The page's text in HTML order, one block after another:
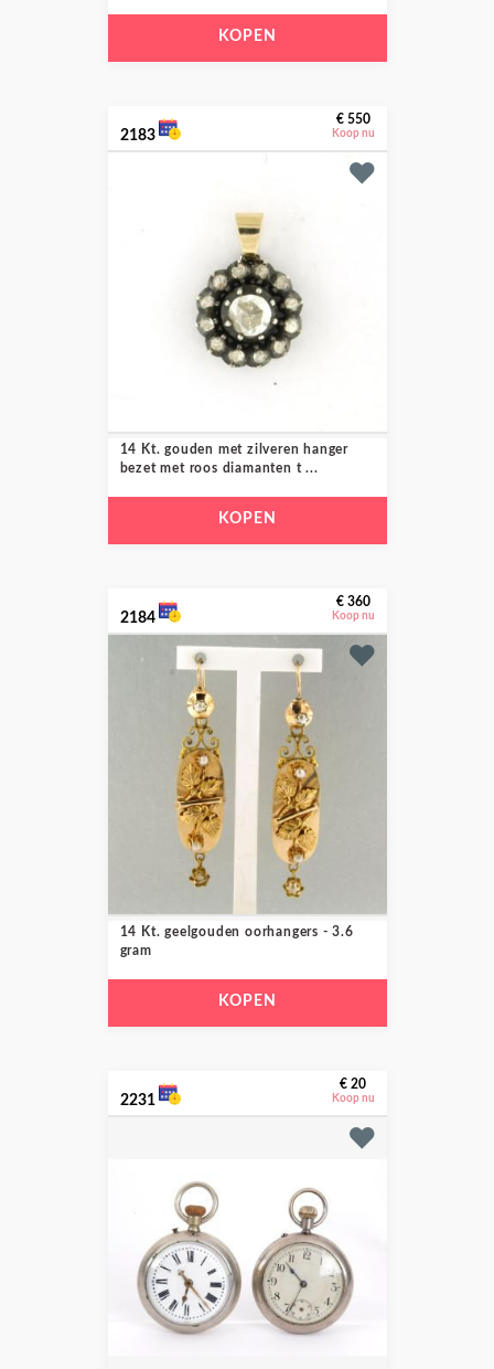
KOPEN
2183
€ 550
Koop nu
14 Kt. gouden met zilveren hanger
bezet met roos diamanten t ...
KOPEN
2184
€ 360
Koop nu
14 Kt. geelgouden oorhangers - 3.6
gram
KOPEN
2231
€ 20
Koop nu